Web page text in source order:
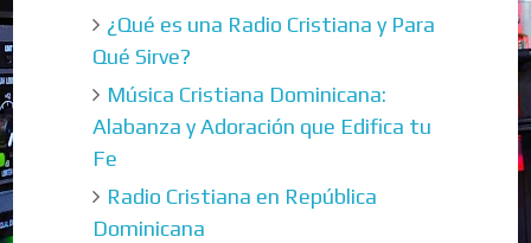
¿Qué es una Radio Cristiana y Para
Qué Sirve?
Música Cristiana Dominicana:
Alabanza y Adoración que Edifica tu
Fe
Radio Cristiana en República
Dominicana